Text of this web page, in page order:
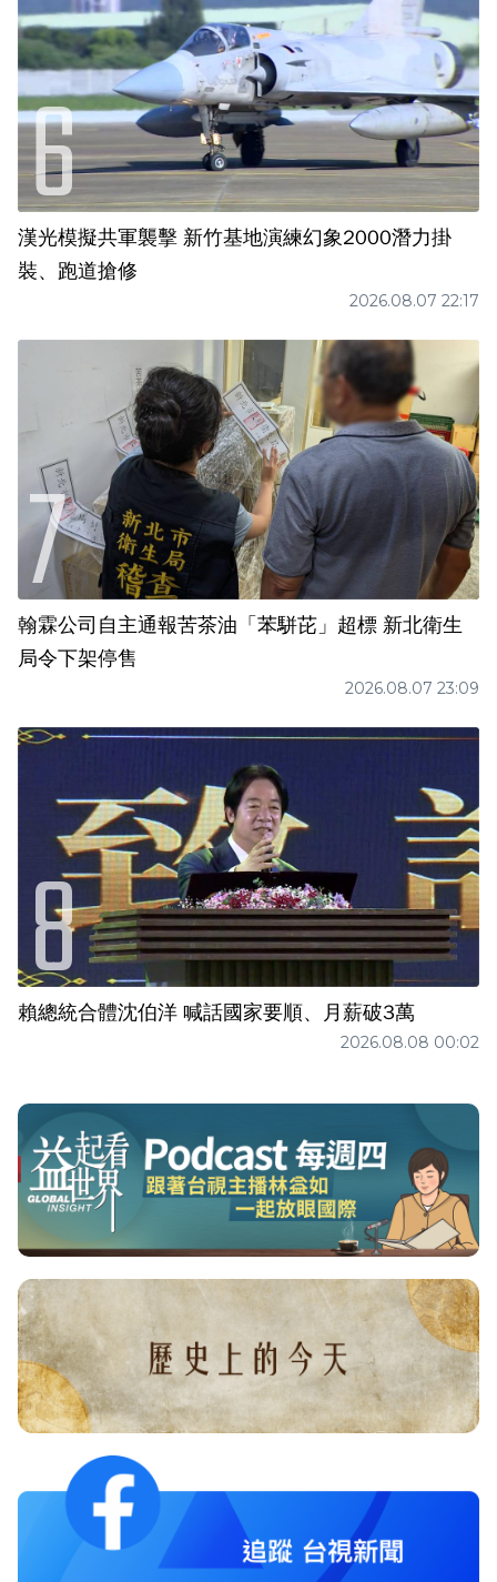
漢光模擬共軍襲擊 新竹基地演練幻象2000潛力掛
裝、跑道搶修
2026.08.07 22:17
翰霖公司自主通報苦茶油「苯駢芘」超標 新北衛生
局令下架停售
2026.08.07 23:09
賴總統合體沈伯洋 喊話國家要順、月薪破3萬
2026.08.08 00:02